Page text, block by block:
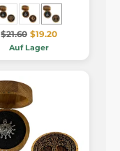
$21.60 $19.20
Auf Lager